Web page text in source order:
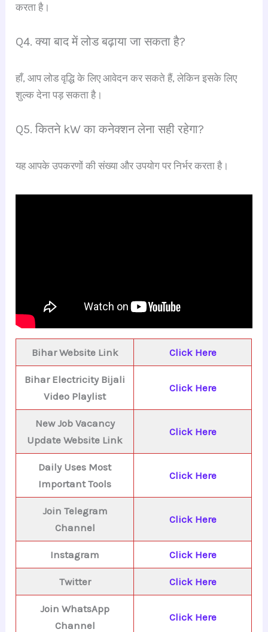
करता है।
Q4. क्या बाद में लोड बढ़ाया जा सकता है?
हाँ, आप लोड वृद्धि के लिए आवेदन कर सकते हैं, लेकिन इसके लिए
शुल्क देना पड़ सकता है।
Q5. कितने kW का कनेक्शन लेना सही रहेगा?
यह आपके उपकरणों की संख्या और उपयोग पर निर्भर करता है।
Bihar Website Link Click Here
Bihar Electricity Bijali
Video Playlist
Click Here
New Job Vacancy
Update Website Link
Click Here
Daily Uses Most
Important Tools
Click Here
Join Telegram
Channel
Click Here
Instagram Click Here
Twitter Click Here
Join WhatsApp
Channel
Click Here